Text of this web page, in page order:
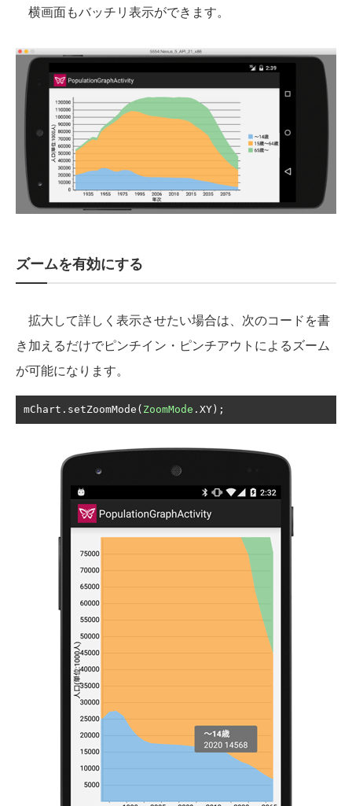
横画面もバッチリ表示ができます。
ズームを有効にする
拡大して詳しく表示させたい場合は、次のコードを書
き加えるだけでピンチイン・ピンチアウトによるズーム
が可能になります。
mChart . setZoomMode ( ZoomMode . XY );